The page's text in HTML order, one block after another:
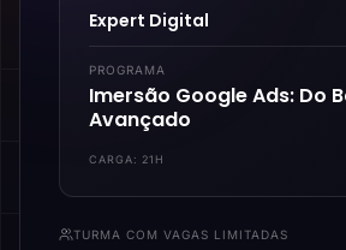
Expert Digital
PROGRAMA
Imersão Google Ads: Do
Avançado
CARGA: 21H
TURMA COM VAGAS LIMITADAS